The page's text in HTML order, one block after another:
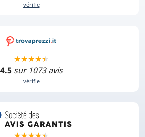
vérifie
4.5 sur 1073 avis
vérifie